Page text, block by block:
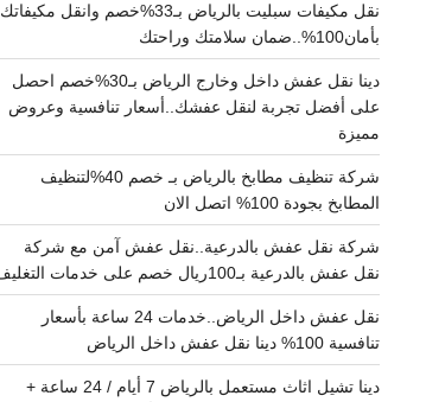
نقل مكيفات سبليت بالرياض بـ33%خصم وانقل مكيفاتك
بأمان100%..ضمان سلامتك وراحتك
دينا نقل عفش داخل وخارج الرياض بـ30%خصم احصل
على أفضل تجربة لنقل عفشك..أسعار تنافسية وعروض
مميزة
شركة تنظيف مطابخ بالرياض بـ خصم 40%لتنظيف
المطابخ بجودة 100% اتصل الان
شركة نقل عفش بالدرعية..نقل عفش آمن مع شركة
نقل عفش بالدرعية بـ100ريال خصم على خدمات التغليف
نقل عفش داخل الرياض..خدمات 24 ساعة بأسعار
تنافسية 100% دينا نقل عفش داخل الرياض
دينا تشيل اثاث مستعمل بالرياض 7 أيام / 24 ساعة +